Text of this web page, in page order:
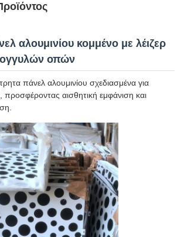
αλουμινίου κομμένο με λέιζερ
οπών
πάνελ αλουμινίου σχεδιασμένα για
προσφέροντας αισθητική εμφάνιση και